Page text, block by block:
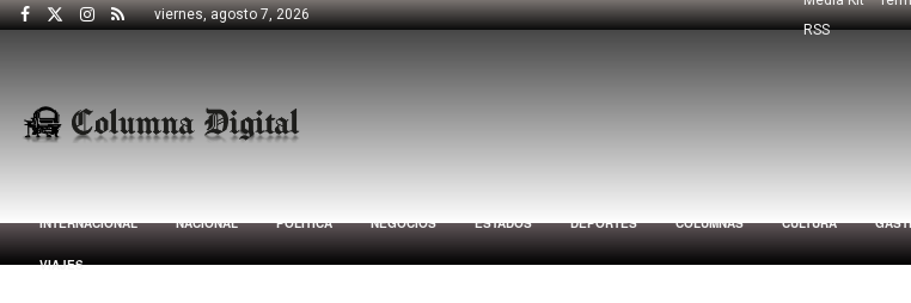
viernes, agosto 7, 2026
RSS
INTERNACIONAL NACIONAL POLÍTICA NEGOCIOS ESTADOS DEPORTES COLUMNAS CULTURA
VIAJES